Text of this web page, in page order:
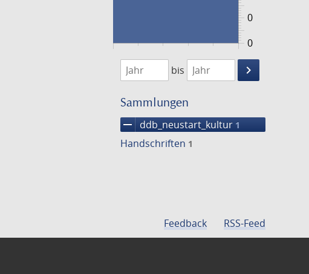
0
0
1474
1475
bis
keyboard_arrow_right
Suche
Sammlungen
remove ddb_neustart_kultur 1
Handschriften 1
Feedback RSS-Feed